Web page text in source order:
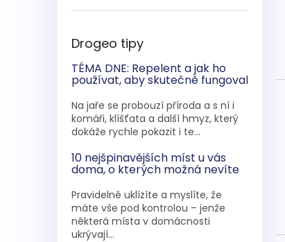
Drogeo tipy
TÉMA DNE: Repelent a jak ho
používat, aby skutečně fungoval
Na jaře se probouzí příroda a s ní i
komáři, klíšťata a další hmyz, který
dokáže rychle pokazit i te...
10 nejšpinavějších míst u vás
doma, o kterých možná nevíte
Pravidelně uklízíte a myslíte, že
máte vše pod kontrolou – jenže
některá místa v domácnosti
ukrývají...